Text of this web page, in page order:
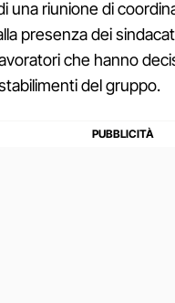
una riunione di
presenza dei
che hanno
del gruppo.